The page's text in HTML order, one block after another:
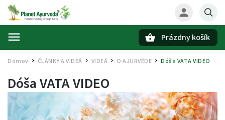
Prázdny košík
Domov ČLÁNKY A VIDEÁ VIDEÁ / O AJURVÉDE / Dóša VATA VIDEO
Dóša VATA VIDEO